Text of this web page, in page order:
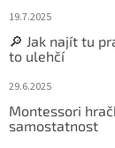
19.7.2025
🔎 Jak najít tu
to ulehčí
29.6.2025
Montessori
samostatnost